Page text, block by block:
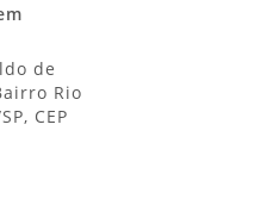
de
Rio
CEP